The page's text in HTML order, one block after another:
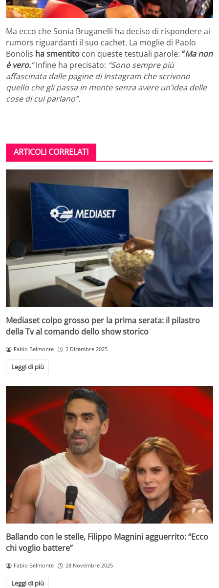
Ma ecco che Sonia Bruganelli ha deciso di rispondere ai
rumors riguardanti il suo cachet. La moglie di Paolo
Bonolis ha smentito con queste testuali parole: “Ma non
è vero.”Infine ha precisato: “Sono sempre più
affascinata dalle pagine di Instagram che scrivono
quello che gli passa in mente senza avere un’idea delle
cose di cui parlano”.
ARTICOLI CORRELATI
Mediaset colpo grosso per la prima serata: il pilastro
della Tv al comando dello show storico
Fabio Belmonte 2 Dicembre 2025
Leggi di più
Ballando con le stelle, Filippo Magnini agguerrito: “Ecco
chi voglio battere”
Fabio Belmonte 28 Novembre 2025
Leggi di più